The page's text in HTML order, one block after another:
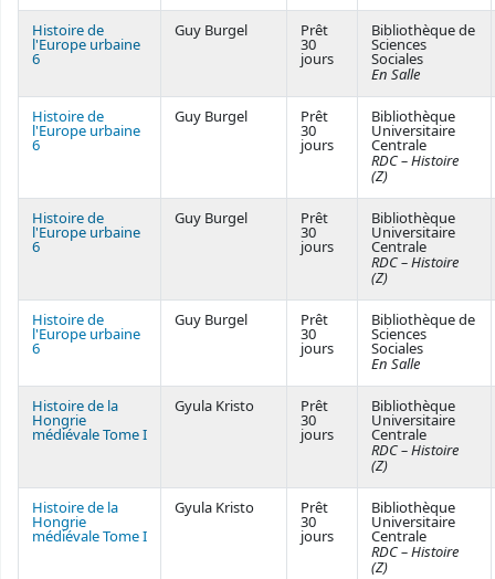
Histoire de
l'Europe urbaine
6
Guy Burgel Prêt
30
jours
Bibliothèque de
Sciences
Sociales
En Salle
Histoire de
l'Europe urbaine
6
Guy Burgel Prêt
30
jours
Bibliothèque
Universitaire
Centrale
RDC – Histoire
(Z)
Histoire de
l'Europe urbaine
6
Guy Burgel Prêt
30
jours
Bibliothèque
Universitaire
Centrale
RDC – Histoire
(Z)
Histoire de
l'Europe urbaine
6
Guy Burgel Prêt
30
jours
Bibliothèque de
Sciences
Sociales
En Salle
Histoire de la
Hongrie
médiévale Tome I
Gyula Kristo Prêt
30
jours
Bibliothèque
Universitaire
Centrale
RDC – Histoire
(Z)
Histoire de la
Hongrie
médiévale Tome I
Gyula Kristo Prêt
30
jours
Bibliothèque
Universitaire
Centrale
RDC – Histoire
(Z)